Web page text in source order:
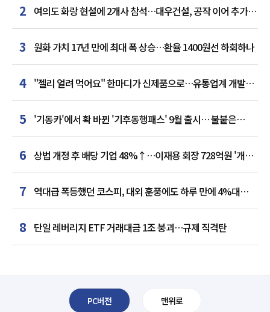
2 여의도 화랑 현설에 2개사 참석…대우건설, 공작 이어 추가
거점 확보하나
3 원화 가치 17년 만에 최대 폭 상승…환율 1400원선 하회하나
4 "젤리 얼려 먹어요" 한마디가 신제품으로…유통업계 개발실
된 SNS
5 '기동카'에서 확 바뀐 '기후동행패스' 9월 출시… 불붙은
카드사 경쟁
6 상법 개정 후 배당 기업 48%↑…이재용 회장 728억원 '개인
최다'
7 역대급 폭등했던 코스피, 대외 훈풍에도 하루 만에 4%대
급락
8 단일 레버리지 ETF 거래대금 1조 붕괴…규제 직격탄
PC버전 맨위로